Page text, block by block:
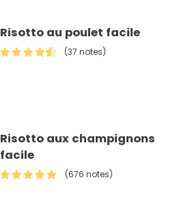
Risotto au poulet facile
(37 notes)
Risotto aux champignons
facile
(676 notes)